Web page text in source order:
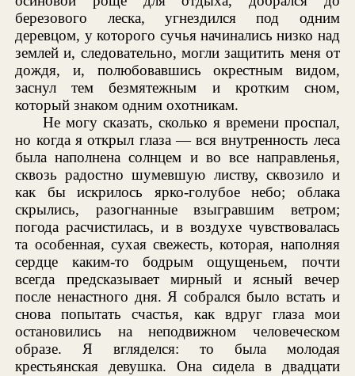
березового леска, угнездился под одним
деревцом, у которого сучья начинались низко над
землей и, следовательно, могли защитить меня от
дождя, и, полюбовавшись окрестным видом,
заснул тем безмятежным и кротким сном,
который знаком одним охотникам.
Не могу сказать, сколько я времени проспал,
но когда я открыл глаза — вся внутренность леса
была наполнена солнцем и во все направленья,
сквозь радостно шумевшую листву, сквозило и
как бы искрилось ярко-голубое небо; облака
скрылись, разогнанные взыгравшим ветром;
погода расчистилась, и в воздухе чувствовалась
та особенная, сухая свежесть, которая, наполняя
сердце каким-то бодрым ощущеньем, почти
всегда предсказывает мирный и ясный вечер
после ненастного дня. Я собрался было встать и
снова попытать счастья, как вдруг глаза мои
остановились на неподвижном человеческом
образе. Я вгляделся: то была молодая
крестьянская девушка. Она сидела в двадцати